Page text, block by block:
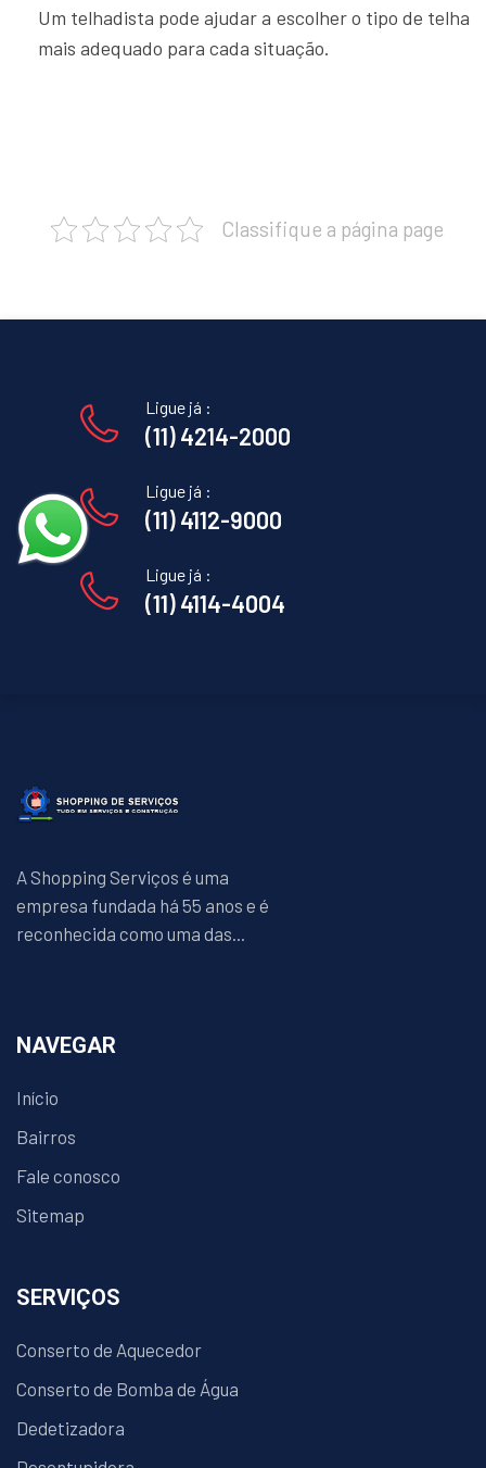
Um telhadista pode ajudar a escolher o tipo de telha
mais adequado para cada situação.
Classifique a página page
Ligue já :
(11) 4214-2000
Ligue já :
(11) 4112-9000
Ligue já :
(11) 4114-4004
A Shopping Serviços é uma
empresa fundada há 55 anos e é
reconhecida como uma das...
NAVEGAR
Início
Bairros
Fale conosco
Sitemap
SERVIÇOS
Conserto de Aquecedor
Conserto de Bomba de Água
Dedetizadora